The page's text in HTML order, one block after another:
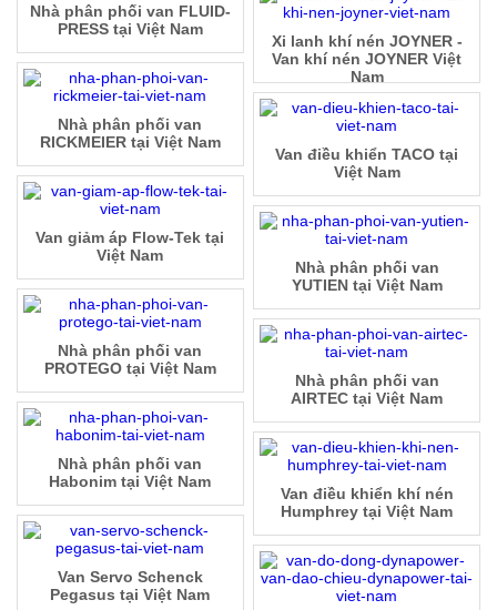
Nhà phân phối van FLUID-
PRESS tại Việt Nam
Xi lanh khí nén JOYNER -
Van khí nén JOYNER Việt
Nam
Nhà phân phối van
RICKMEIER tại Việt Nam
Van điều khiển TACO tại
Việt Nam
Van giảm áp Flow-Tek tại
Việt Nam
Nhà phân phối van
YUTIEN tại Việt Nam
Nhà phân phối van
PROTEGO tại Việt Nam
Nhà phân phối van
AIRTEC tại Việt Nam
Nhà phân phối van
Habonim tại Việt Nam
Van điều khiển khí nén
Humphrey tại Việt Nam
Van Servo Schenck
Pegasus tại Việt Nam